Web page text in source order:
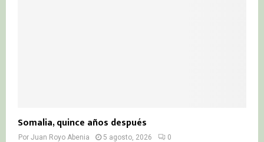
Somalia, quince años después
Por Juan Royo Abenia 5 agosto, 2026 0